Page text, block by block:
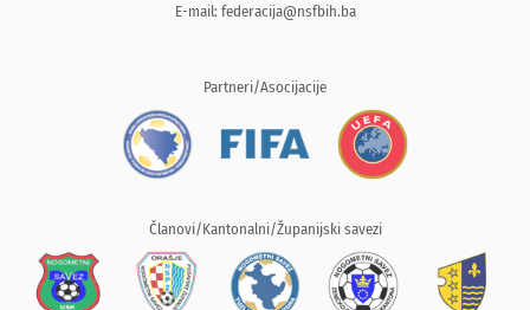
E-mail: federacija@nsfbih.ba
Partneri/Asocijacije
Članovi/Kantonalni/Županijski savezi